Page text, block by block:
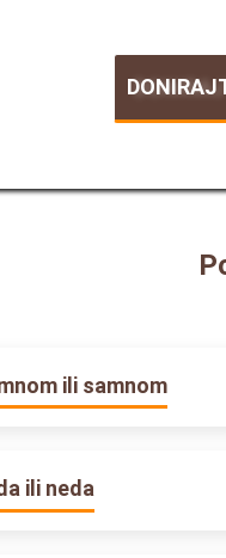
ili samnom
ili neda